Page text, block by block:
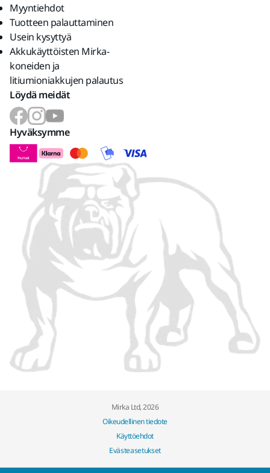
Myyntiehdot
Tuotteen palauttaminen
Usein kysyttyä
Akkukäyttöisten Mirka-
koneiden ja
litiumioniakkujen palautus
Löydä meidät
Hyväksymme
Mirka Ltd, 2026
Oikeudellinen tiedote
Käyttöehdot
Evästeasetukset